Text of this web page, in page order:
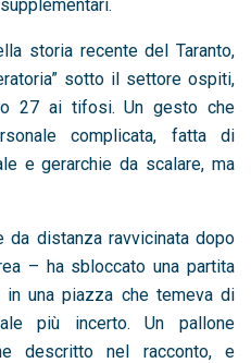
storia recente del Taranto,
sotto il settore ospiti,
27 ai tifosi. Un gesto che
complicata, fatta di
e gerarchie da scalare, ma
distanza ravvicinata dopo
– ha sbloccato una partita
in una piazza che temeva di
più incerto. Un pallone
descritto nel racconto, e